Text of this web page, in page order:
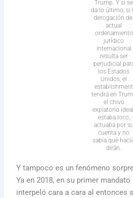
Trump. Y si se
da lo último, si
derogación del
actual
ordenamiento
jurídico
internacional
resulta ser
perjudicial
los Estados
Unidos, el
establishment
tendrá en
el chivo
expiatorio
estaba loco,
actuaba por su
cuenta y no
sabía qué
dirán.
Y tampoco es un fenómeno
Ya en 2018, en su primer
interpeló cara a cara al entonces